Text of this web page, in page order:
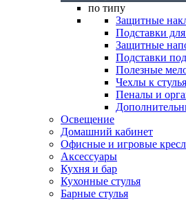
по типу
Защитные
Подставки
Защитные
Подставки
Полезные
Чехлы к
Пеналы и
Освещение
Домашний кабинет
Офисные и игровые
Аксессуары
Кухня и бар
Кухонные стулья
Барные стулья